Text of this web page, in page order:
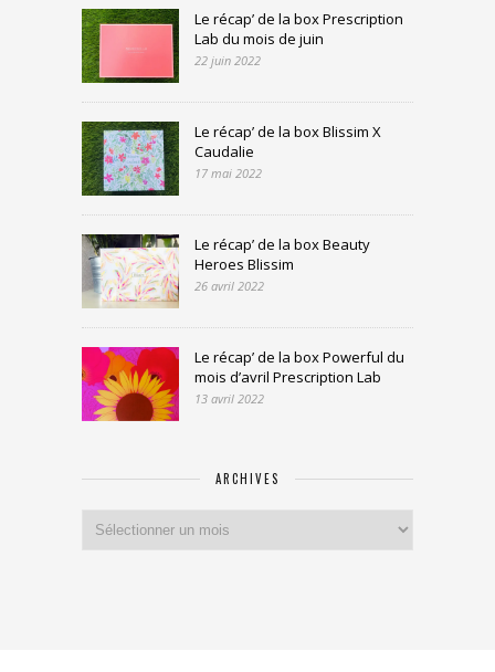
Le récap’ de la box Prescription
Lab du mois de juin
22 juin 2022
Le récap’ de la box Blissim X
Caudalie
17 mai 2022
Le récap’ de la box Beauty
Heroes Blissim
26 avril 2022
Le récap’ de la box Powerful du
mois d’avril Prescription Lab
13 avril 2022
ARCHIVES